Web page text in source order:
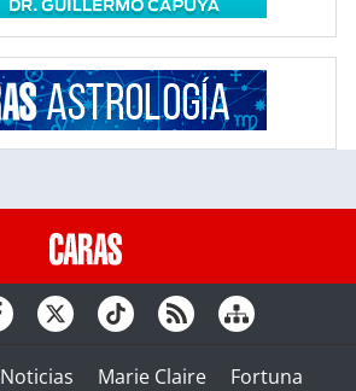
Noticias Marie Claire Fortuna